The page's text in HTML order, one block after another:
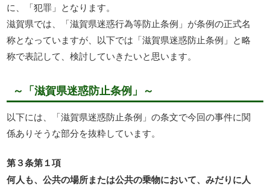
に、「犯罪」となります。
滋賀県では、「滋賀県迷惑行為等防止条例」が条例の正式名
称となっていますが、以下では「滋賀県迷惑防止条例」と略
称で表記して、検討していきたいと思います。
～「滋賀県迷惑防止条例」～
以下には、「滋賀県迷惑防止条例」の条文で今回の事件に関
係ありそうな部分を抜粋しています。
第３条第１項
何人も、公共の場所または公共の乗物において、みだりに人